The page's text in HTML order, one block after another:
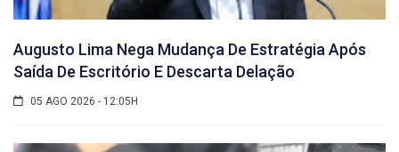
Augusto Lima Nega Mudança De Estratégia Após
Saída De Escritório E Descarta Delação
05 AGO 2026 - 12:05H